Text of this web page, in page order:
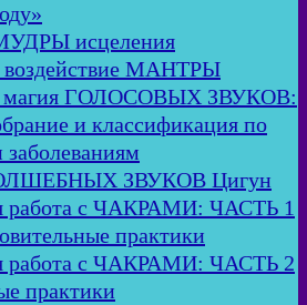
исцеления
воздействие МАНТРЫ
магия ГОЛОСОВЫХ ЗВУКОВ:
и классификация по
заболеваниям
ЗВУКОВ Цигун
работа с ЧАКРАМИ: ЧАСТЬ 1
практики
работа с ЧАКРАМИ: ЧАСТЬ 2
практики